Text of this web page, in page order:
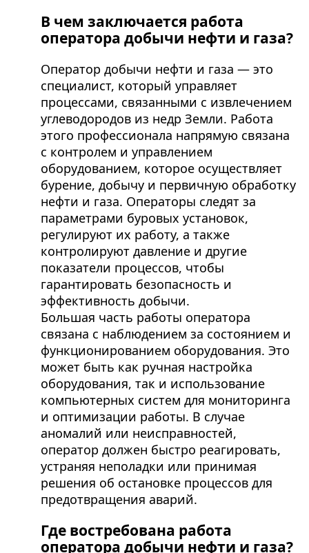
В чем заключается работа
оператора добычи нефти и газа?
Оператор добычи нефти и газа — это
специалист, который управляет
процессами, связанными с извлечением
углеводородов из недр Земли. Работа
этого профессионала напрямую связана
с контролем и управлением
оборудованием, которое осуществляет
бурение, добычу и первичную обработку
нефти и газа. Операторы следят за
параметрами буровых установок,
регулируют их работу, а также
контролируют давление и другие
показатели процессов, чтобы
гарантировать безопасность и
эффективность добычи.
Большая часть работы оператора
связана с наблюдением за состоянием и
функционированием оборудования. Это
может быть как ручная настройка
оборудования, так и использование
компьютерных систем для мониторинга
и оптимизации работы. В случае
аномалий или неисправностей,
оператор должен быстро реагировать,
устраняя неполадки или принимая
решения об остановке процессов для
предотвращения аварий.
Где востребована работа
оператора добычи нефти и газа?